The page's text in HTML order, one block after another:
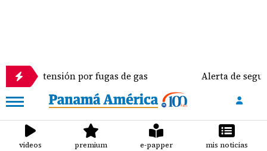
por fugas de gas Alerta de seguridad de
videos premium e-papper mis noticias